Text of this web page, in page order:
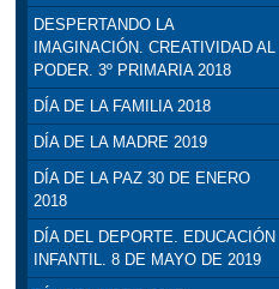
DESPERTANDO LA
IMAGINACIÓN. CREATIVIDAD AL
PODER. 3º PRIMARIA 2018
DÍA DE LA FAMILIA 2018
DÍA DE LA MADRE 2019
DÍA DE LA PAZ 30 DE ENERO
2018
DÍA DEL DEPORTE. EDUCACIÓN
INFANTIL. 8 DE MAYO DE 2019